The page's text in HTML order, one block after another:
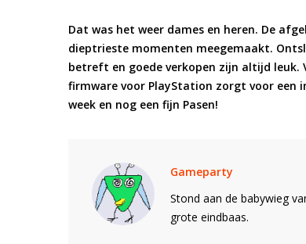
Dat was het weer dames en heren. De
dieptrieste momenten meegemaakt.
betreft en goede verkopen zijn altijd leuk.
firmware voor PlayStation zorgt voor een
week en nog een fijn Pasen!
Gameparty
Stond aan de babywieg
grote eindbaas.